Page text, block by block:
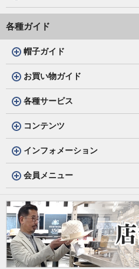
各種ガイド
帽子ガイド
お買い物ガイド
各種サービス
コンテンツ
インフォメーション
会員メニュー